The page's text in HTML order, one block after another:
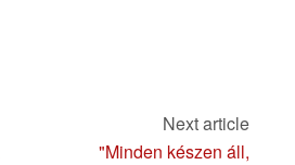
Next article
"Minden készen áll,